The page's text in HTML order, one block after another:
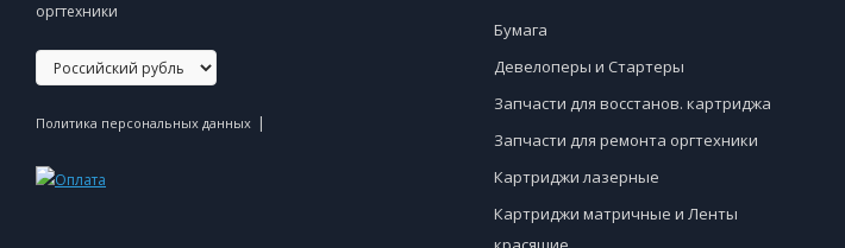
оргтехники
Политика персональных данных |
Бумага
Девелоперы и Стартеры
Запчасти для восстанов. картриджа
Запчасти для ремонта оргтехники
Картриджи лазерные
Картриджи матричные и Ленты